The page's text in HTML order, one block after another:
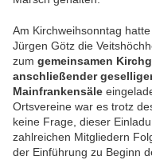
Am Kirchweihsonntag
Jürgen Götz die
zum gemeinsamen
anschließender
Mainfrankensäle
Ortsvereine war es trotz
keine Frage, dieser
zahlreichen Mitgliedern
der Einführung zu Beginn